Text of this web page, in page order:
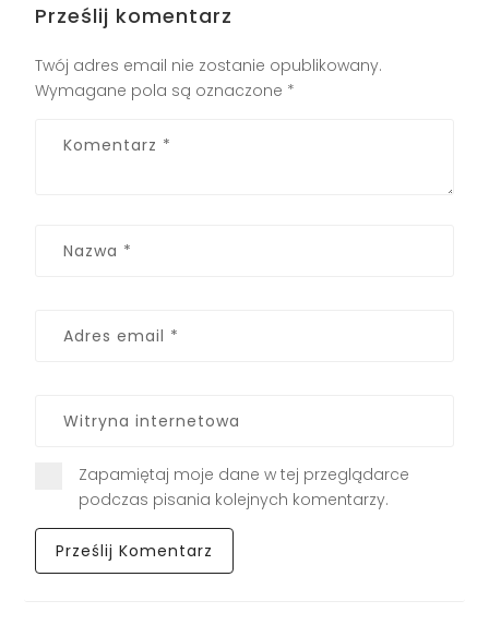
Prześlij komentarz
Twój adres email nie zostanie opublikowany.
Wymagane pola są oznaczone *
Zapamiętaj moje dane w tej przeglądarce
podczas pisania kolejnych komentarzy.